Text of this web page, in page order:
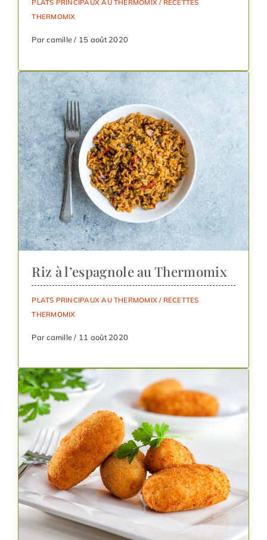
PLATS PRINCIPAUX AU THERMOMIX / RECETTES
THERMOMIX
Par camille / 15 août 2020
Riz à l’espagnole au Thermomix
PLATS PRINCIPAUX AU THERMOMIX / RECETTES
THERMOMIX
Par camille / 11 août 2020